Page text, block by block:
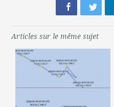
Articles sur le même sujet